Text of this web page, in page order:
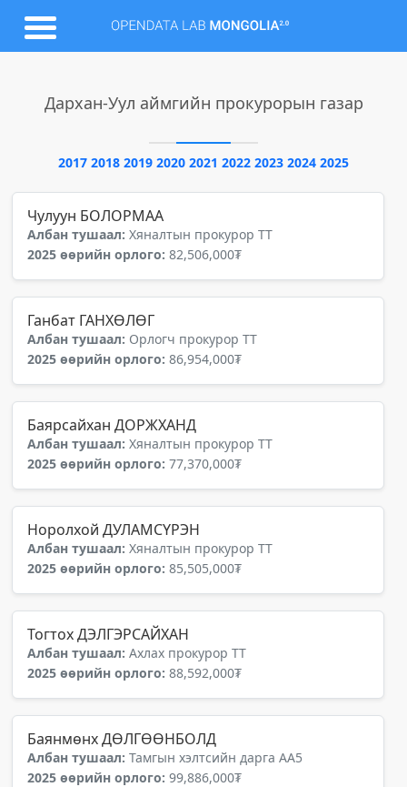
Дархан-Уул аймгийн прокурорын газар
2017 2018 2019 2020 2021 2022 2023 2024 2025
Чулуун БОЛОРМАА
Албан тушаал: Хяналтын прокурор ТТ
2025 өөрийн орлого: 82,506,000₮
Ганбат ГАНХӨЛӨГ
Албан тушаал: Орлогч прокурор ТТ
2025 өөрийн орлого: 86,954,000₮
Баярсайхан ДОРЖХАНД
Албан тушаал: Хяналтын прокурор ТТ
2025 өөрийн орлого: 77,370,000₮
Норолхой ДУЛАМСҮРЭН
Албан тушаал: Хяналтын прокурор ТТ
2025 өөрийн орлого: 85,505,000₮
Тогтох ДЭЛГЭРСАЙХАН
Албан тушаал: Ахлах прокурор ТТ
2025 өөрийн орлого: 88,592,000₮
Баянмөнх ДӨЛГӨӨНБОЛД
Албан тушаал: Тамгын хэлтсийн дарга АА5
2025 өөрийн орлого: 99,886,000₮